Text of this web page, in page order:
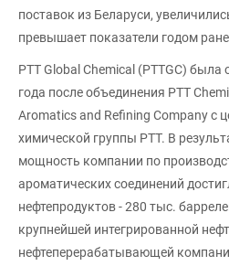
поставок из Беларуси,
превышает показатели годом
PTT Global Chemical (PTTGC) была
года после объединения PTT
Aromatics and Refining Company с
химической группы PTT. В
мощность компании по
ароматических соединений
нефтепродуктов - 280 тыс.
крупнейшей интегрированной
нефтеперерабатывающей